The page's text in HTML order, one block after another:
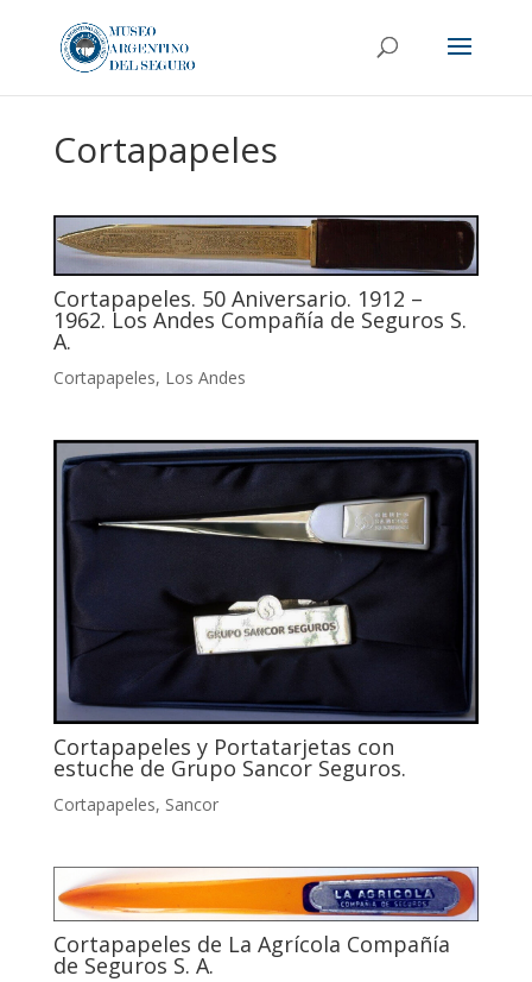
Cortapapeles
Cortapapeles. 50 Aniversario. 1912 –
1962. Los Andes Compañía de Seguros S.
A.
Cortapapeles, Los Andes
Cortapapeles y Portatarjetas con
estuche de Grupo Sancor Seguros.
Cortapapeles, Sancor
Cortapapeles de La Agrícola Compañía
de Seguros S. A.